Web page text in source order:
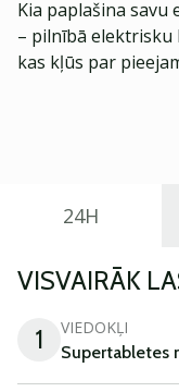
Kia paplašina savu
– pilnībā elektrisku
kas kļūs par
24H
VISVAIRĀK
1
VIEDOKĻI
Supertabletes